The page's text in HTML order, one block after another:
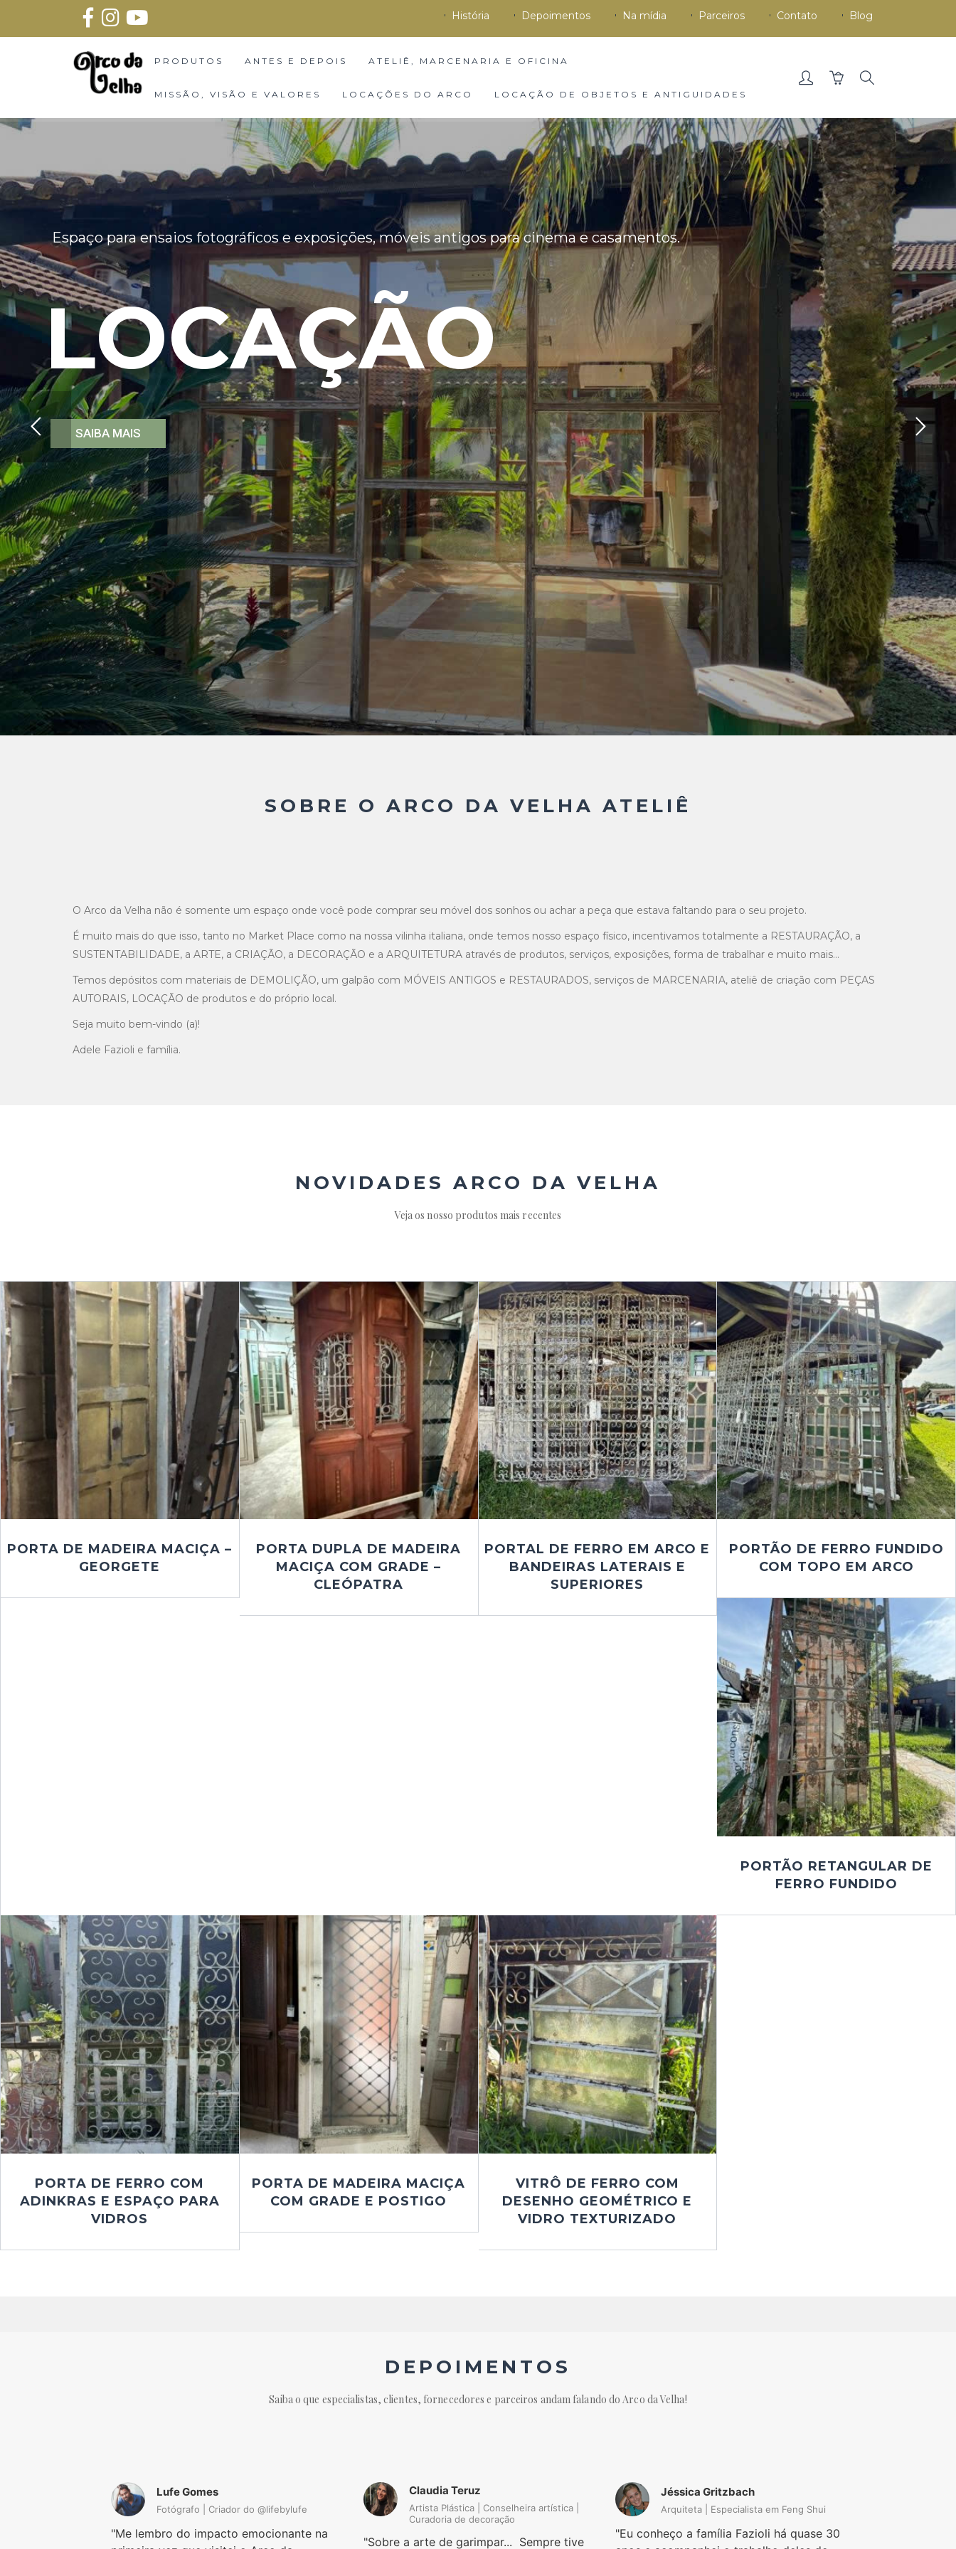
História Depoimentos Na mídia Parceiros Contato Blog
PRODUTOS ANTES E DEPOIS ATELIÊ, MARCENARIA E OFICINA
MISSÃO, VISÃO E VALORES LOCAÇÕES DO ARCO LOCAÇÃO DE OBJETOS E ANTIGUIDADES
Espaço para ensaios fotográficos e exposições, móveis antigos para cinema e casamentos.
LOCAÇÃO
SAIBA MAIS
SOBRE O ARCO DA VELHA ATELIÊ
O Arco da Velha não é somente um espaço onde você pode comprar seu móvel dos sonhos ou achar a peça que estava faltando para o seu projeto.
É muito mais do que isso, tanto no Market Place como na nossa vilinha italiana, onde temos nosso espaço físico, incentivamos totalmente a RESTAURAÇÃO, a
SUSTENTABILIDADE, a ARTE, a CRIAÇÃO, a DECORAÇÃO e a ARQUITETURA através de produtos, serviços, exposições, forma de trabalhar e muito mais…
Temos depósitos com materiais de DEMOLIÇÃO, um galpão com MÓVEIS ANTIGOS e RESTAURADOS, serviços de MARCENARIA, ateliê de criação com PEÇAS
AUTORAIS, LOCAÇÃO de produtos e do próprio local.
Seja muito bem-vindo (a)!
Adele Fazioli e família.
NOVIDADES ARCO DA VELHA
Veja os nosso produtos mais recentes
PORTA DE MADEIRA MACIÇA –
GEORGETE
PORTA DUPLA DE MADEIRA
MACIÇA COM GRADE –
CLEÓPATRA
PORTAL DE FERRO EM ARCO E
BANDEIRAS LATERAIS E
SUPERIORES
PORTÃO DE FERRO FUNDIDO
COM TOPO EM ARCO
R$ 23.000,00
PORTÃO RETANGULAR DE
FERRO FUNDIDO
PORTA DE FERRO COM
ADINKRAS E ESPAÇO PARA
VIDROS
PORTA DE MADEIRA MACIÇA
COM GRADE E POSTIGO
VITRÔ DE FERRO COM
DESENHO GEOMÉTRICO E
VIDRO TEXTURIZADO
DEPOIMENTOS
Saiba o que especialistas, clientes, fornecedores e parceiros andam falando do Arco da Velha!
Lufe Gomes
Fotógrafo | Criador do @lifebylufe
Me lembro do impacto emocionante na
Claudia Teruz
Artista Plástica | Conselheira artística |
Curadoria de decoração
Sobre a arte de garimpar... Sempre tive
Jéssica Gritzbach
Arquiteta | Especialista em Feng Shui
Eu conheço a família Fazioli há quase 30